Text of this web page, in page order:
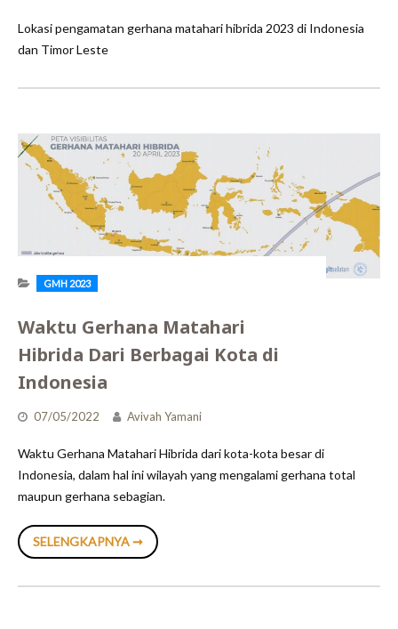
Lokasi pengamatan gerhana matahari hibrida 2023 di Indonesia
dan Timor Leste
GMH 2023
Waktu Gerhana Matahari
Hibrida Dari Berbagai Kota di
Indonesia
07/05/2022 Avivah Yamani
Waktu Gerhana Matahari Hibrida dari kota-kota besar di
Indonesia, dalam hal ini wilayah yang mengalami gerhana total
maupun gerhana sebagian.
SELENGKAPNYA ➞WAKTU
GERHANA
DARI